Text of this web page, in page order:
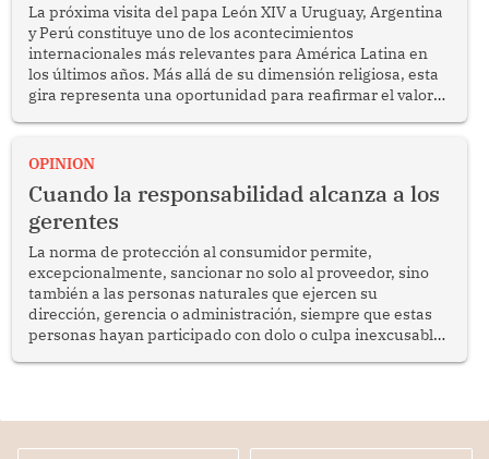
La próxima visita del papa León XIV a Uruguay, Argentina
y Perú constituye uno de los acontecimientos
internacionales más relevantes para América Latina en
los últimos años. Más allá de su dimensión religiosa, esta
gira representa una oportunidad para reafirmar el valor
enfrenta desafíos en materia de desarrollo, cohesión
OPINION
Cuando la responsabilidad alcanza a los
gerentes
La norma de protección al consumidor permite,
excepcionalmente, sancionar no solo al proveedor, sino
también a las personas naturales que ejercen su
dirección, gerencia o administración, siempre que estas
personas hayan participado con dolo o culpa inexcusable
por la frustrada realización de un meet and greet con